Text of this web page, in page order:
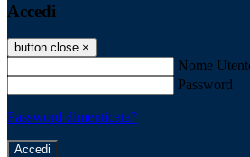
Accedi
button close ×
Nome
Password
Password dimenticata?